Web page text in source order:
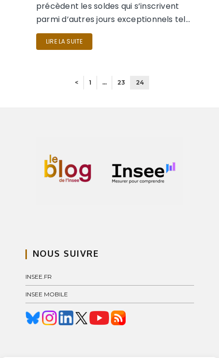
précèdent les soldes qui s’inscrivent
parmi d’autres jours exceptionnels tel…
LIRE LA SUITE
< 1 … 23 24
NOUS SUIVRE
INSEE.FR
INSEE MOBILE